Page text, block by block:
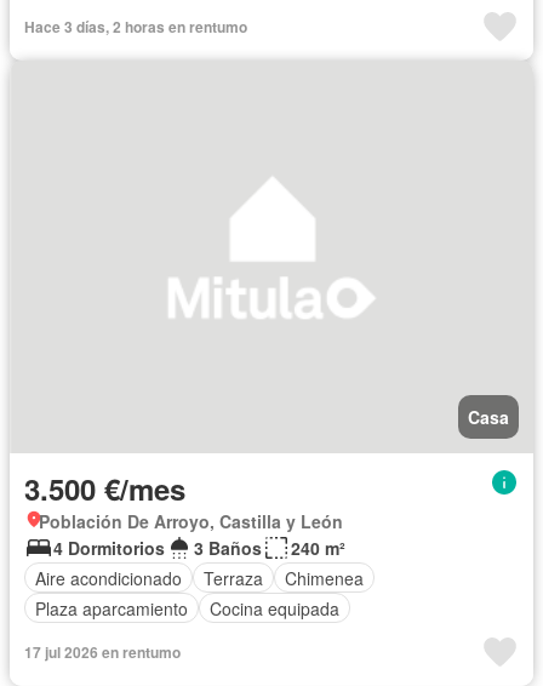
Hace 3 días, 2 horas en rentumo
Casa
3.500 €/mes
Población De Arroyo, Castilla y León
4 Dormitorios
3 Baños
240 m²
Aire acondicionado
Terraza
Chimenea
Plaza aparcamiento
Cocina equipada
17 jul 2026 en rentumo